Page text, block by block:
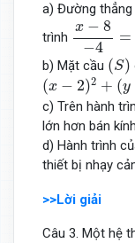
a) Đường
trình
x − 8
−4
=
x−8 −4=y
b) Mặt cầu (S)
(S)
(x − 2)2 + (y
(x −2)2+(y +4)
c) Trên hành
lớn hơn bán kính
d) Hành trình
thiết bị nhạy
>>Lời giải
Câu 3. Một hệ